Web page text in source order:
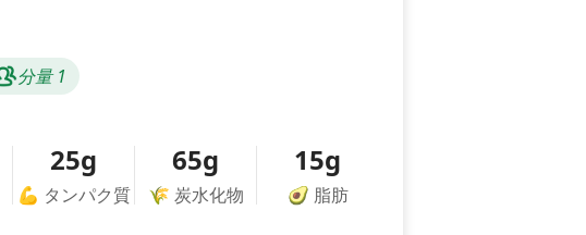
分量 1
25g
💪 タンパク質
65g
🌾 炭水化物
15g
🥑 脂肪